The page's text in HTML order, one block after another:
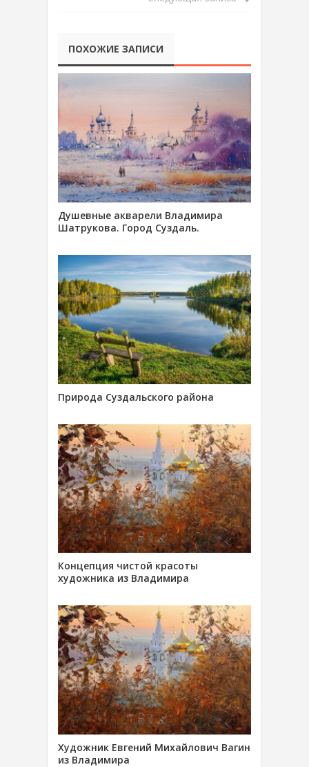
ПОХОЖИЕ ЗАПИСИ
Душевные акварели Владимира
Шатрукова. Город Суздаль.
Природа Суздальского района
Концепция чистой красоты
художника из Владимира
Художник Евгений Михайлович Вагин
из Владимира